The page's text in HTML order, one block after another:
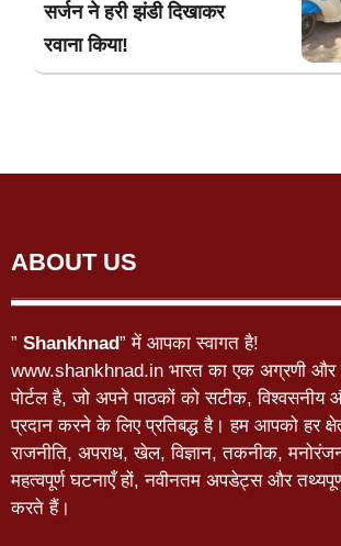
सर्जन ने हरी झंडी दिखाकर
रवाना किया!
ABOUT US
” Shankhnad” में आपका स्वागत है!
www.shankhnad.in भारत का एक अग्रणी और
पोर्टल है, जो अपने पाठकों को सटीक, विश्वसनीय
प्रदान करने के लिए प्रतिबद्ध है। हम आपको हर
राजनीति, अपराध, खेल, विज्ञान, तकनीक,
महत्वपूर्ण घटनाएँ हों, नवीनतम अपडेट्स और तथ्यपूर्ण
करते हैं।